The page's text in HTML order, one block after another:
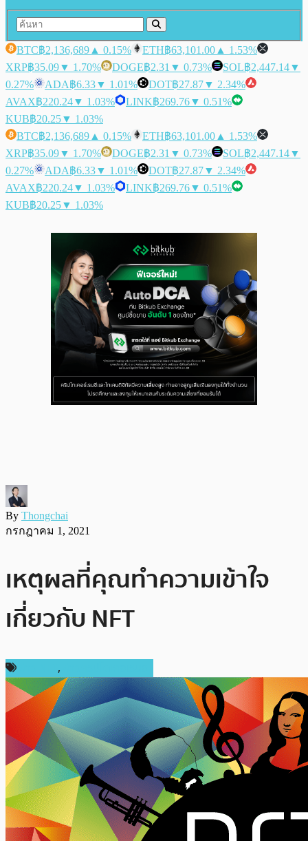
BTC฿2,136,689 ▲ 0.15% ETH฿63,101.00 ▲ 1.53%
XRP฿35.09▼ 1.70% DOGE฿2.31 ▼ 0.73% SOL฿2,447.14▼
0.27%
ADA฿6.33▼ 1.01% DOT฿27.87▼ 2.34%
AVAX฿220.24▼ 1.03% LINK฿269.76▼ 0.51%
KUB฿20.25▼ 1.03%
BTC฿2,136,689 ▲ 0.15% ETH฿63,101.00 ▲ 1.53%
XRP฿35.09▼ 1.70% DOGE฿2.31 ▼ 0.73% SOL฿2,447.14▼
0.27%
ADA฿6.33▼ 1.01% DOT฿27.87▼ 2.34%
AVAX฿220.24▼ 1.03% LINK฿269.76▼ 0.51%
KUB฿20.25▼ 1.03%
By Thongchai
กรกฎาคม 1, 2021
เหตุผลที่คุณทำความเข้าใจ
เกี่ยวกับ NFT
,